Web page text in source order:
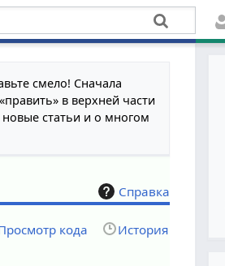
смело! Сначала
в верхней части
статьи и о многом
Справка
кода История